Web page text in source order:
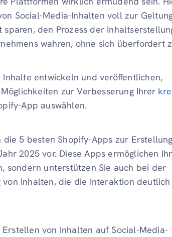
Social-Media-Inhalten voll zur
den Prozess der
wahren, ohne sich überfordert
entwickeln und veröffentlichen,
zur Verbesserung Ihrer
App auswählen.
5 besten Shopify-Apps zur
2025 vor. Diese Apps ermöglichen
sondern unterstützen Sie auch bei der
Inhalten, die die Interaktion
Erstellen von Inhalten auf Social-Media-